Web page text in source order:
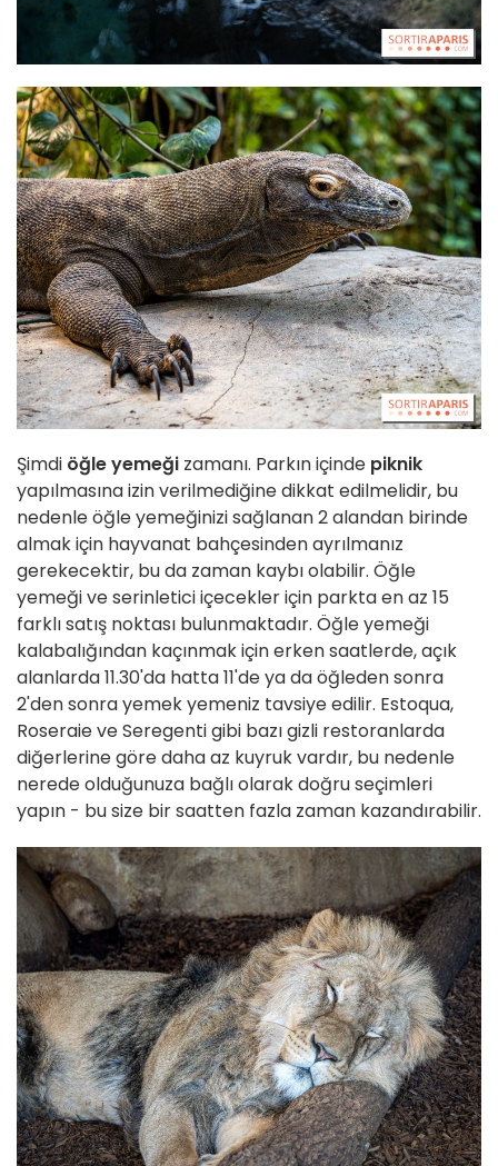
Şimdi öğle yemeği zamanı. Parkın içinde piknik
yapılmasına izin verilmediğine dikkat edilmelidir, bu
nedenle öğle yemeğinizi sağlanan 2 alandan birinde
almak için hayvanat bahçesinden ayrılmanız
gerekecektir, bu da zaman kaybı olabilir. Öğle
yemeği ve serinletici içecekler için parkta en az 15
farklı satış noktası bulunmaktadır. Öğle yemeği
kalabalığından kaçınmak için erken saatlerde, açık
alanlarda 11.30'da hatta 11'de ya da öğleden sonra
2'den sonra yemek yemeniz tavsiye edilir. Estoqua,
Roseraie ve Seregenti gibi bazı gizli restoranlarda
diğerlerine göre daha az kuyruk vardır, bu nedenle
nerede olduğunuza bağlı olarak doğru seçimleri
yapın - bu size bir saatten fazla zaman kazandırabilir.